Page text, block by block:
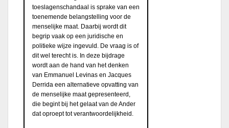
toeslagenschandaal is sprake van een
toenemende belangstelling voor de
menselijke maat. Daarbij wordt dit
begrip vaak op een juridische en
politieke wijze ingevuld. De vraag is of
dit wel terecht is. In deze bijdrage
wordt aan de hand van het denken
van Emmanuel Levinas en Jacques
Derrida een alternatieve opvatting van
de menselijke maat gepresenteerd,
die begint bij het gelaat van de Ander
dat oproept tot verantwoordelijkheid.